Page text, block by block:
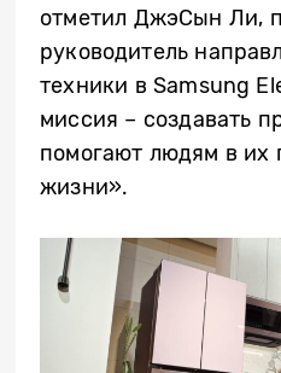
отметил ДжэСын Ли,
руководитель
техники в Samsung
миссия – создавать
помогают людям в их
жизни».